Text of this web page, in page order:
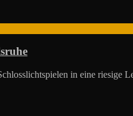
in eine riesige